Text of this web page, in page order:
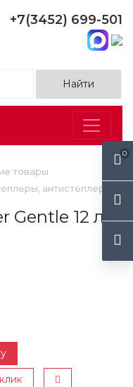
0
+7(3452) 699-501
товары
антистеплеры
Gentle 12 л,